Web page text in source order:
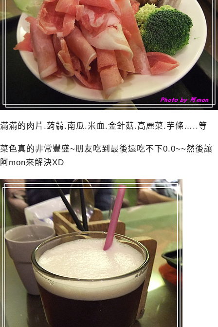
滿滿的肉片.蒟蒻.南瓜.米血.金針菇.高麗菜.芋條…..等
菜色真的非常豐盛~朋友吃到最後還吃不下0.0~~然後讓
阿mon來解決XD